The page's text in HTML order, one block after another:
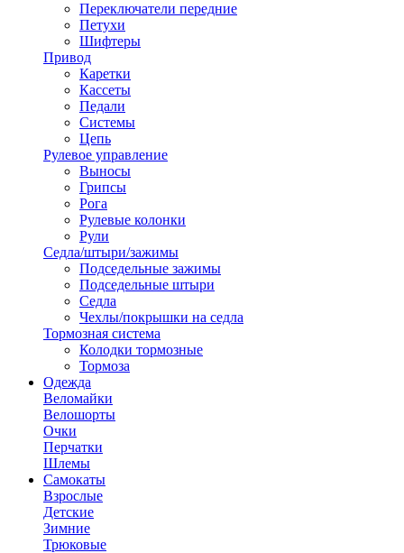
Переключатели передние
Петухи
Шифтеры
Привод
Каретки
Кассеты
Педали
Системы
Цепь
Рулевое управление
Выносы
Грипсы
Рога
Рулевые колонки
Рули
Седла/штыри/зажимы
Подседельные зажимы
Подседельные штыри
Седла
Чехлы/покрышки на седла
Тормозная система
Колодки тормозные
Тормоза
Одежда
Веломайки
Велошорты
Очки
Перчатки
Шлемы
Самокаты
Взрослые
Детские
Зимние
Трюковые